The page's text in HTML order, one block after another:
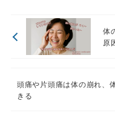
体
原
頭痛や片頭痛は体の崩れ、
きる